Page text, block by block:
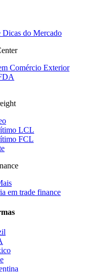
Dicas do Mercado
Comércio Exterior
LCL
FCL
em trade finance